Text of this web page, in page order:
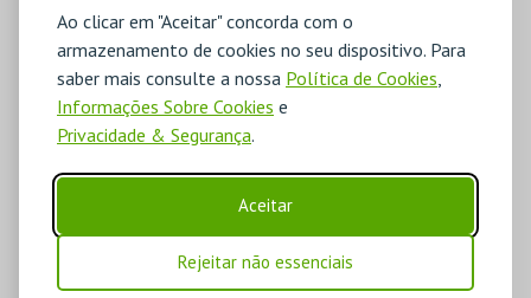
Ao clicar em "Aceitar" concorda com o
armazenamento de cookies no seu dispositivo. Para
saber mais consulte a nossa Política de Cookies,
Informações Sobre Cookies e
Privacidade & Segurança.
Aceitar
Rejeitar não essenciais